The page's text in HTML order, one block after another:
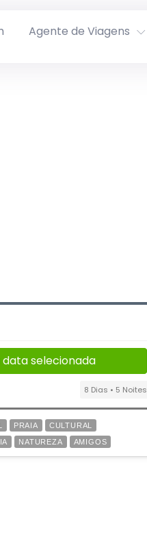
Agente de Viagens
selecionada
8 Dias • 5 Noites
PRAIA
CULTURAL
NATUREZA AMIGOS